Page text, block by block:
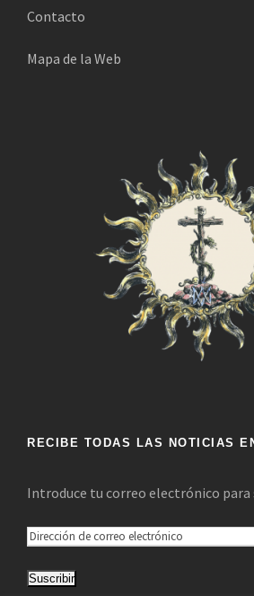
Contacto
Mapa de la Web
RECIBE TODAS LAS NOTICIAS
Introduce tu correo electrónico para
D
rSuscribir